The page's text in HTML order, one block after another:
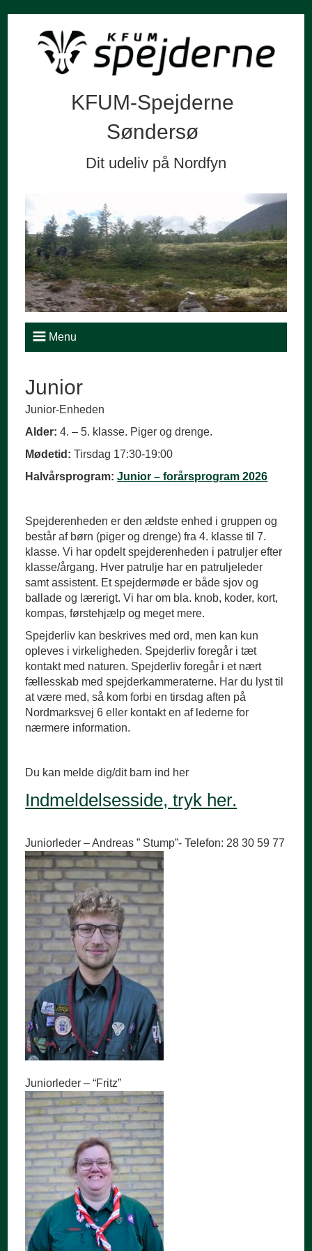
KFUM-Spejderne
Søndersø
Dit udeliv på Nordfyn
Menu
Junior
Junior-Enheden
Alder:4. – 5. klasse. Piger og drenge.
Mødetid: Tirsdag 17:30-19:00
Halvårsprogram:Junior – forårsprogram 2026
Spejderenheden er den ældste enhed i gruppen og
består af børn (piger og drenge) fra 4. klasse til 7.
klasse. Vi har opdelt spejderenheden i patruljer efter
klasse/årgang. Hver patrulje har en patruljeleder
samt assistent. Et spejdermøde er både sjov og
ballade og lærerigt. Vi har om bla. knob, koder, kort,
kompas, førstehjælp og meget mere.
Spejderliv kan beskrives med ord, men kan kun
opleves i virkeligheden. Spejderliv foregår i tæt
kontakt med naturen. Spejderliv foregår i et nært
fællesskab med spejderkammeraterne. Har du lyst til
at være med, så kom forbi en tirsdag aften på
Nordmarksvej 6 eller kontakt en af lederne for
nærmere information.
Du kan melde dig/dit barn ind her
Indmeldelsesside, tryk her.
Juniorleder – Andreas ” Stump”- Telefon: 28 30 59 77
Juniorleder – “Fritz”